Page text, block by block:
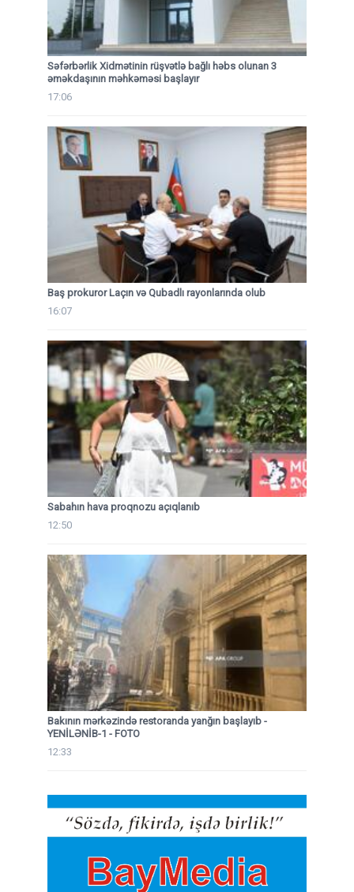
Səfərbərlik Xidmətinin rüşvətlə bağlı həbs olunan 3
əməkdaşının məhkəməsi başlayır
17:06
Baş prokuror Laçın və Qubadlı rayonlarında olub
16:07
Sabahın hava proqnozu açıqlanıb
12:50
Bakının mərkəzində restoranda yanğın başlayıb -
YENİLƏNİB-1 - FOTO
12:33